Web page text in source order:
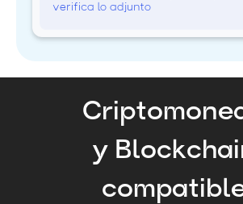
verifica lo adjunto
y